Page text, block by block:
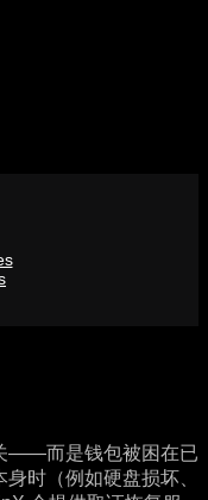
——而是钱包被困在已
时（例如硬盘损坏、